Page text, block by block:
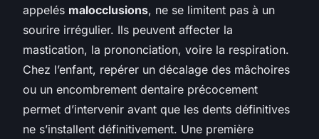
appelés malocclusions, ne se limitent pas à un
sourire irrégulier. Ils peuvent affecter la
mastication, la prononciation, voire la respiration.
Chez l’enfant, repérer un décalage des mâchoires
ou un encombrement dentaire précocement
permet d’intervenir avant que les dents définitives
ne s’installent définitivement. Une première